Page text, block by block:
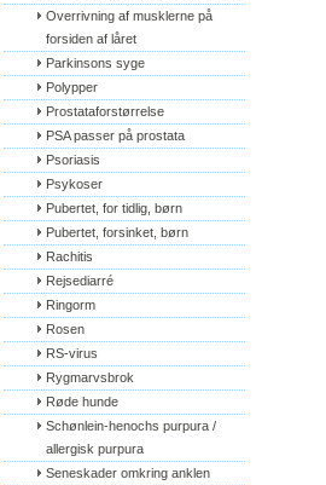
Overrivning af musklerne på
forsiden af låret
Parkinsons syge
Polypper
Prostataforstørrelse
PSA passer på prostata
Psoriasis
Psykoser
Pubertet, for tidlig, børn
Pubertet, forsinket, børn
Rachitis
Rejsediarré
Ringorm
Rosen
RS-virus
Rygmarvsbrok
Røde hunde
Schønlein-henochs purpura /
allergisk purpura
Seneskader omkring anklen